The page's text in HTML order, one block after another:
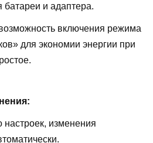
батареи и адаптера.
включения режима
для экономии энергии при
настроек, изменения